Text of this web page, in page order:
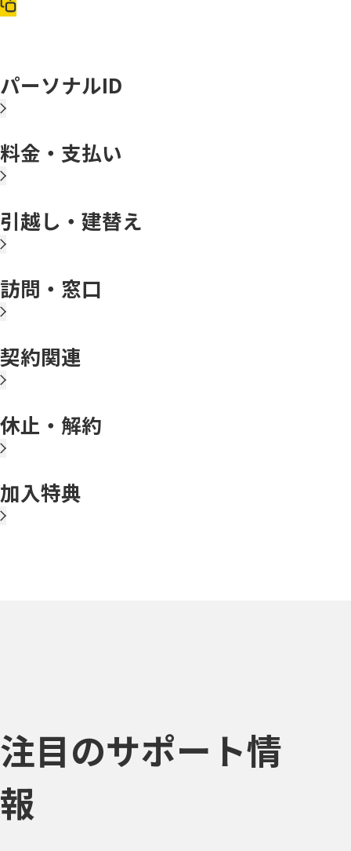
パーソナルID
料金・支払い
引越し・建替え
訪問・窓口
契約関連
休止・解約
加入特典
注目のサポート情
報